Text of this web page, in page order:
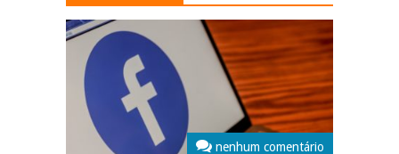
nenhum comentário